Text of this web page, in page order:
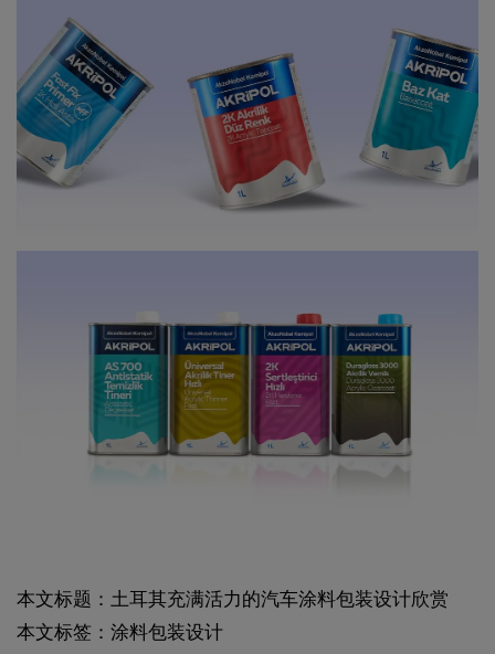
本文标题：土耳其充满活力的汽车涂料包装设计欣赏
本文标签：涂料包装设计